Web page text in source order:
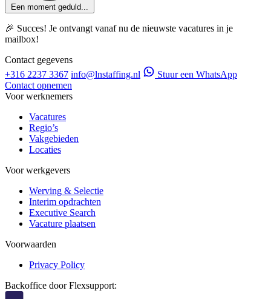
Een moment geduld...
🎉 Succes! Je ontvangt vanaf nu de nieuwste vacatures in je
mailbox!
Contact gegevens
+316 2237 3367 info@lnstaffing.nl
Stuur een WhatsApp
Contact opnemen
Voor werknemers
Vacatures
Regio’s
Vakgebieden
Locaties
Voor werkgevers
Werving & Selectie
Interim opdrachten
Executive Search
Vacature plaatsen
Voorwaarden
Privacy Policy
Backoffice door Flexsupport: